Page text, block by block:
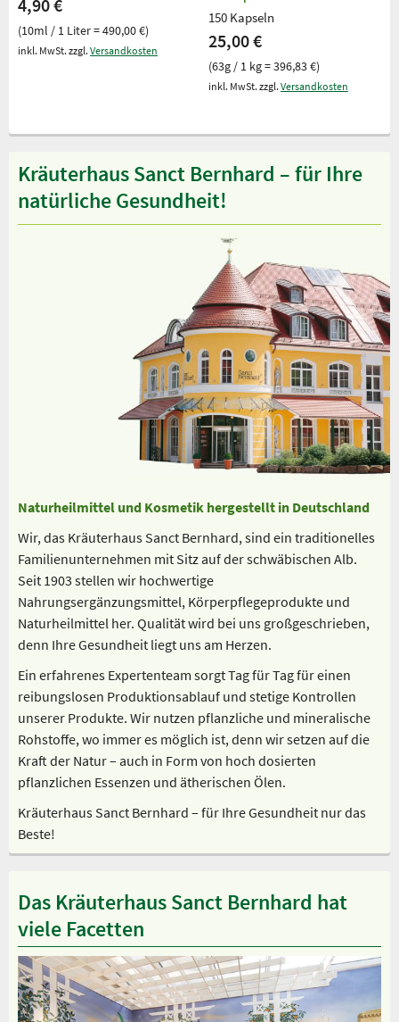
4,90 €
(10ml / 1 Liter = 490,00 €)
inkl. MwSt. zzgl. Versandkosten
150 Kapseln
25,00 €
(63g / 1 kg = 396,83 €)
inkl. MwSt. zzgl. Versandkosten
Kräuterhaus Sanct Bernhard – für Ihre
natürliche Gesundheit!
Naturheilmittel und Kosmetik hergestellt in Deutschland
Wir, das Kräuterhaus Sanct Bernhard, sind ein traditionelles
Familienunternehmen mit Sitz auf der schwäbischen Alb.
Seit 1903 stellen wir hochwertige
Nahrungsergänzungsmittel, Körperpflegeprodukte und
Naturheilmittel her. Qualität wird bei uns großgeschrieben,
denn Ihre Gesundheit liegt uns am Herzen.
Ein erfahrenes Expertenteam sorgt Tag für Tag für einen
reibungslosen Produktionsablauf und stetige Kontrollen
unserer Produkte. Wir nutzen pflanzliche und mineralische
Rohstoffe, wo immer es möglich ist, denn wir setzen auf die
Kraft der Natur – auch in Form von hoch dosierten
pflanzlichen Essenzen und ätherischen Ölen.
Kräuterhaus Sanct Bernhard – für Ihre Gesundheit nur das
Beste!
Das Kräuterhaus Sanct Bernhard hat
viele Facetten